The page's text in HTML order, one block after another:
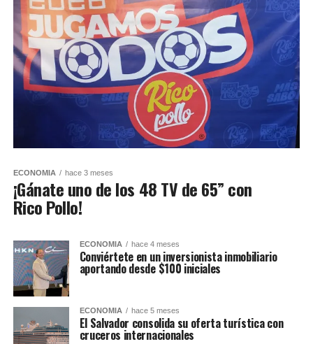
ECONOMIA hace 3 meses
¡Gánate uno de los 48 TV de 65” con
Rico Pollo!
ECONOMIA hace 4 meses
Conviértete en un inversionista inmobiliario
aportando desde $100 iniciales
ECONOMIA hace 5 meses
El Salvador consolida su oferta turística con
cruceros internacionales